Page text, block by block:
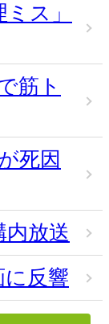
ス」
筋ト
死因
内放送
に反響